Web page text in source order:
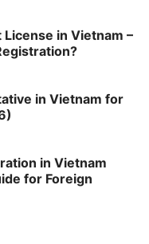
in Vietnam –
in Vietnam for
in Vietnam
for Foreign